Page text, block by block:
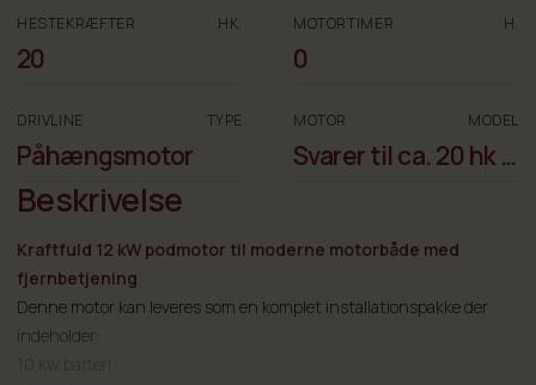
HESTEKRÆFTER HK.
20
MOTORTIMER H.
0
DRIVLINE TYPE
Påhængsmotor
MOTOR MODEL
Svarer til ca. 20 hk i
Beskrivelse
Kraftfuld 12 kW podmotor til moderne motorbåde med
fjernbetjening
Denne motor kan leveres som en komplet installationspakke der
indeholder: